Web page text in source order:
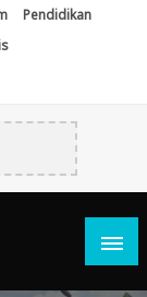
Pendidikan